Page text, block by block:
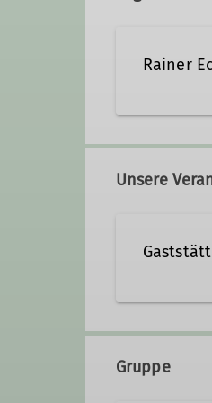
Rainer
Leiter
Unsere
Gruppe